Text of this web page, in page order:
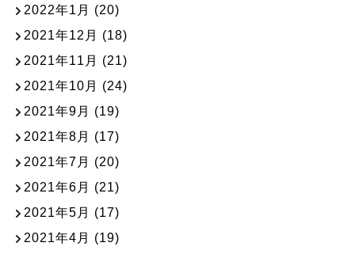
2022年1月 (20)
2021年12月 (18)
2021年11月 (21)
2021年10月 (24)
2021年9月 (19)
2021年8月 (17)
2021年7月 (20)
2021年6月 (21)
2021年5月 (17)
2021年4月 (19)